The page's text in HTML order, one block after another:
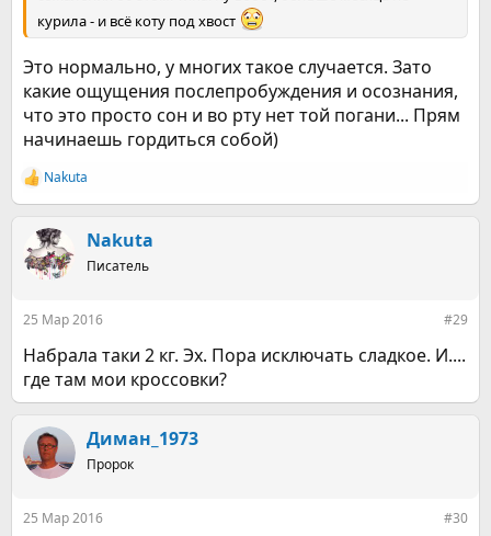
курила - и всё коту под хвост
Это нормально, у многих такое случается. Зато
какие ощущения послепробуждения и осознания,
что это просто сон и во рту нет той погани... Прям
начинаешь гордиться собой)
Р
е
ц
и
Nakuta
Nakuta
Писатель
25 Мар 2016 #29
Набрала таки 2 кг. Эх. Пора исключать сладкое. И....
где там мои кроссовки?
Диман_1973
Пророк
25 Мар 2016 #30